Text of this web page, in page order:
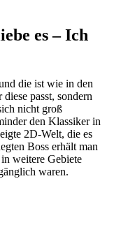
es – Ich
die ist wie in den
passt, sondern
nicht groß
den Klassiker in
2D-Welt, die es
Boss erhält man
weitere Gebiete
waren.